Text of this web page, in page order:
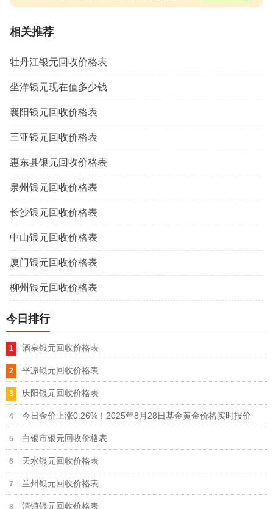
相关推荐
牡丹江银元回收价格表
坐洋银元现在值多少钱
襄阳银元回收价格表
三亚银元回收价格表
惠东县银元回收价格表
泉州银元回收价格表
长沙银元回收价格表
中山银元回收价格表
厦门银元回收价格表
柳州银元回收价格表
今日排行
酒泉银元回收价格表
平凉银元回收价格表
庆阳银元回收价格表
今日金价上涨0.26%！2025年8月28日基金黄金价格实时报价
白银市银元回收价格表
天水银元回收价格表
兰州银元回收价格表
清镇银元回收价格表